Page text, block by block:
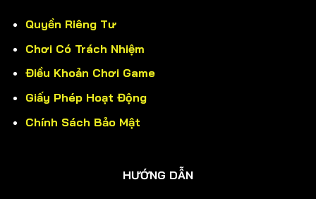
Quyền Riêng Tư
Chơi Có Trách Nhiệm
Điều Khoản Chơi Game
Giấy Phép Hoạt Động
Chính Sách Bảo Mật
HƯỚNG DẪN